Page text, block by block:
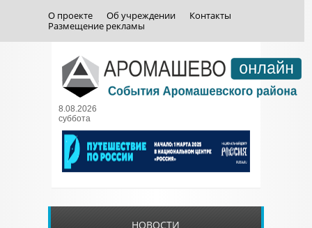
О проекте Об учреждении
Контакты
Размещение рекламы
8.08.2026
суббота
НОВОСТИ